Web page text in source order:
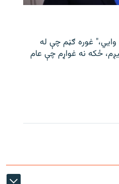
غوره ګڼم چې له
ځکه نه غواړم چې عام